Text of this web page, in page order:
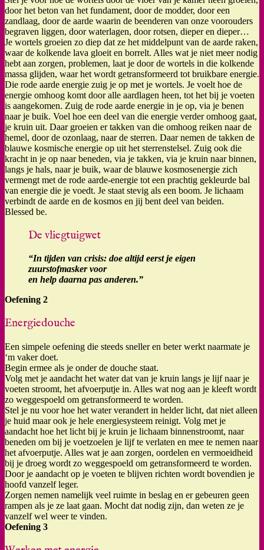
door het beton van het fundament, door de modder, door een
zandlaag, door de aarde waarin de beenderen van onze voorouders
begraven liggen, door waterlagen, door rotsen, dieper en dieper…
Je wortels groeien zo diep dat ze het middelpunt van de aarde raken,
waar de kolkende lava gloeit en borrelt. Alles wat je niet meer nodig
hebt aan zorgen, problemen, laat je door de wortels in die kolkende
massa glijden, waar het wordt getransformeerd tot bruikbare energie.
Die rode aarde energie zuig je op met je wortels. Je voelt hoe de
energie omhoog komt door alle aardlagen heen, tot het bij je voeten
is aangekomen. Zuig de rode aarde energie in je op, via je benen
naar je buik. Voel hoe een deel van die energie verder omhoog gaat,
je kruin uit. Daar groeien er takken van die omhoog reiken naar de
hemel, door de ozonlaag, naar de sterren. Daar nemen de takken de
blauwe kosmische energie op uit het sterrenstelsel. Zuig ook die
kracht in je op naar beneden, via je takken, via je kruin naar binnen,
langs je hals, naar je buik, waar de blauwe kosmosenergie zich
vermengt met de rode aarde-energie tot een prachtig gekleurde bal
van energie die je voedt. Je staat stevig als een boom. Je lichaam
verbindt de aarde en de kosmos en jij bent deel van beiden.
Blessed be.
De vliegtuigwet
“In tijden van crisis: doe altijd eerst je eigen
zuurstofmasker voor
en help daarna pas anderen.”
Oefening 2
Energiedouche
Een simpele oefening die steeds sneller en beter werkt naarmate je
‘m vaker doet.
Begin ermee als je onder de douche staat.
Volg met je aandacht het water dat van je kruin langs je lijf naar je
voeten stroomt, het afvoerputje in. Alles wat nog aan je kleeft wordt
zo weggespoeld om getransformeerd te worden.
Stel je nu voor hoe het water verandert in helder licht, dat niet alleen
je huid maar ook je hele energiesysteem reinigt. Volg met je
aandacht hoe het licht bij je kruin je lichaam binnenstroomt, naar
beneden om bij je voetzoelen je lijf te verlaten en mee te nemen naar
het afvoerputje. Alles wat je aan zorgen, oordelen en vermoeidheid
bij je droeg wordt zo weggespoeld om getransformeerd te worden.
Door je aandacht op je voeten te blijven richten wordt bovendien je
hoofd vanzelf leger.
Zorgen nemen namelijk veel ruimte in beslag en er gebeuren geen
rampen als je ze laat gaan. Mocht dat nodig zijn, dan weten ze je
vanzelf wel weer te vinden.
Oefening 3